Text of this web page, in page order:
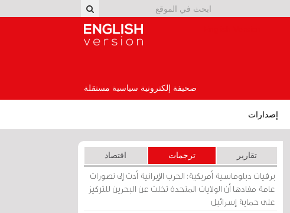
صحيفة إلكترونية سياسية مستقلة
إصدارات
تقارير ترجمات اقتصاد
برقيات دبلوماسية أمريكية: الحرب الإيرانية أدت إلى تصورات
عامة مفادها أن الولايات المتحدة تخلت عن البحرين للتركيز
على حماية إسرائيل